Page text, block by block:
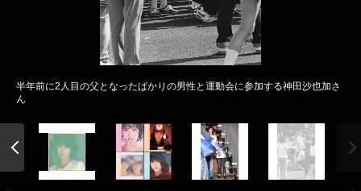
半年前に2人目の父となったばかりの男性と運動会に参加する神田沙也加さ
ん